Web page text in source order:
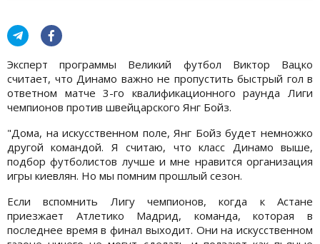
Эксперт программы Великий футбол Виктор Вацко
считает, что Динамо важно не пропустить быстрый гол в
ответном матче 3-го квалификационного раунда Лиги
чемпионов против швейцарского Янг Бойз.
"Дома, на искусственном поле, Янг Бойз будет немножко
другой командой. Я считаю, что класс Динамо выше,
подбор футболистов лучше и мне нравится организация
игры киевлян. Но мы помним прошлый сезон.
Если вспомнить Лигу чемпионов, когда к Астане
приезжает Атлетико Мадрид, команда, которая в
последнее время в финал выходит. Они на искусственном